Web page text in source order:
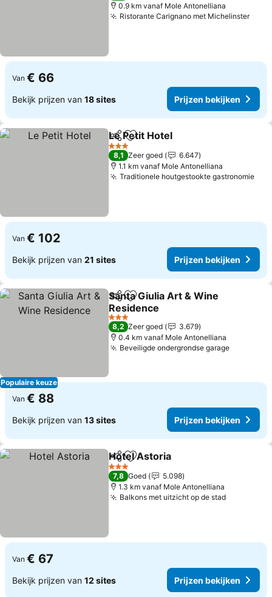
0.9 km vanaf Mole Antonelliana
Ristorante Carignano met Michelinster
Van € 66
Bekijk prijzen van 18 sites Prijzen bekijken
DelenToevoegen aan favorieten
Le Petit Hotel
3 Sterren
8,1 Zeer goed
6.647
1.1 km vanaf Mole Antonelliana
Traditionele houtgestookte gastronomie
Van € 102
Bekijk prijzen van 21 sites Prijzen bekijken
Populaire keuze
DelenToevoegen aan favorieten
Santa Giulia Art & Wine
Residence
Prijzen bekijken
3 Sterren
8,2 Zeer goed
3.679
0.4 km vanaf Mole Antonelliana
Beveiligde ondergrondse garagePrijzen
Van € 88
Bekijk prijzen van 13 sites Prijzen bekijken
DelenToevoegen aan favorieten
Hotel Astoria
3 Sterren
7,8 Goed
5.098
1.3 km vanaf Mole Antonelliana
Balkons met uitzicht op de stadPrijzen
Van € 67
Bekijk prijzen van 12 sites Prijzen bekijken